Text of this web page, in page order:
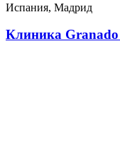
Испания, Мадрид
Клиника